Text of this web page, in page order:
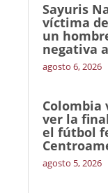
Sayuris
víctima
un
negativa
agosto 6, 2026
Colombia
ver la
el fútbol
agosto 5, 2026